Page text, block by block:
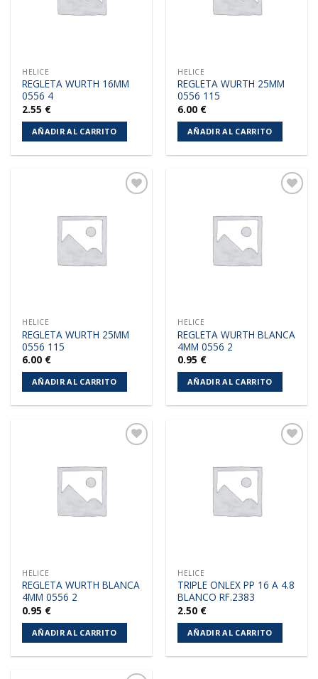
HELICE
REGLETA WURTH 16MM
0556 4
2.55 €
AÑADIR AL CARRITO
HELICE
REGLETA WURTH 25MM
0556 115
6.00 €
AÑADIR AL CARRITO
HELICE
REGLETA WURTH 25MM
0556 115
6.00 €
AÑADIR AL CARRITO
HELICE
REGLETA WURTH BLANCA
4MM 0556 2
0.95 €
AÑADIR AL CARRITO
HELICE
REGLETA WURTH BLANCA
4MM 0556 2
0.95 €
AÑADIR AL CARRITO
HELICE
TRIPLE ONLEX PP 16 A 4.8
BLANCO RF.2383
2.50 €
AÑADIR AL CARRITO